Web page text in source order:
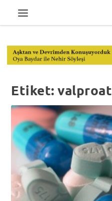
Etiket:valproat